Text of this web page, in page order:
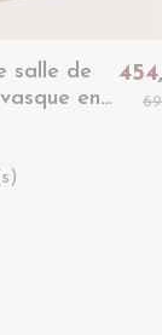
salle de
en